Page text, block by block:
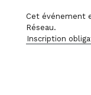
Cet événement
Réseau.
Inscription